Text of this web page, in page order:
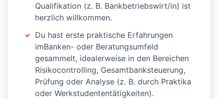
Qualifikation (z. B. Bankbetriebswirt/in) ist
herzlich willkommen.
Du hast erste praktische Erfahrungen
imBanken- oder Beratungsumfeld
gesammelt, idealerweise in den Bereichen
Risikocontrolling, Gesamtbanksteuerung,
Prüfung oder Analyse (z. B. durch Praktika
oder Werkstudententätigkeiten).